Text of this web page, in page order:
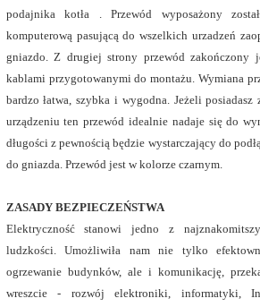
podajnika kotła . Przewód wyposażony
komputerową pasującą do wszelkich urzadzeń
gniazdo. Z drugiej strony przewód zakończony
kablami przygotowanymi do montażu. Wymiana
bardzo łatwa, szybka i wygodna. Jeżeli
urządzeniu ten przewód idealnie nadaje się do
długości z pewnością będzie wystarczający do
do gniazda. Przewód jest w kolorze czarnym.
ZASADY BEZPIECZEŃSTWA
Elektryczność stanowi jedno z
ludzkości. Umożliwiła nam nie tylko
ogrzewanie budynków, ale i komunikację,
wreszcie - rozwój elektroniki, informatyki,